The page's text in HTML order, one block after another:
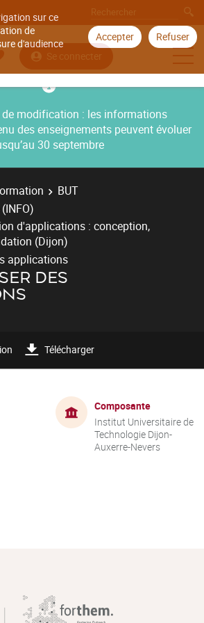
sur ce
de
d'audience
Accepter Refuser
Se connecter
de modification : les informations
des enseignements peuvent évoluer
30 septembre
BUT
d'applications : conception,
(Dijon)
applications
DES
Télécharger
Composante
Institut Universitaire de
Technologie Dijon-
Auxerre-Nevers